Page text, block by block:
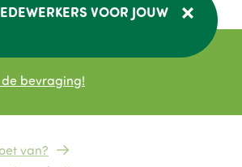
VOOR JOUW
bevraging!
van?